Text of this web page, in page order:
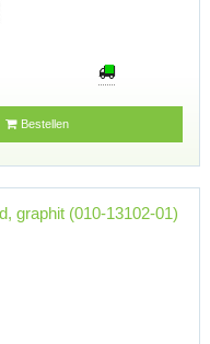
Bestellen
graphit (010-13102-01)